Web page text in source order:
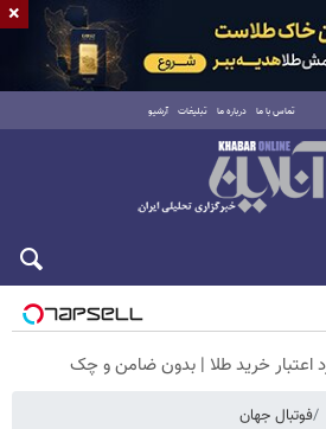
تماس با ما درباره ما تبلیغات آرشیو
فوتبال جهان
×